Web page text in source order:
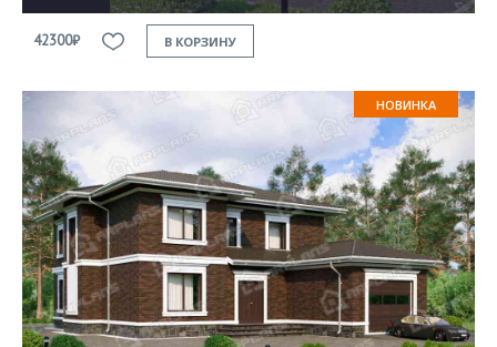
42300₽ В КОРЗИНУ
НОВИНКА